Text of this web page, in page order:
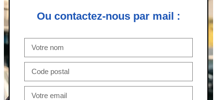
Ou contactez-nous par mail :